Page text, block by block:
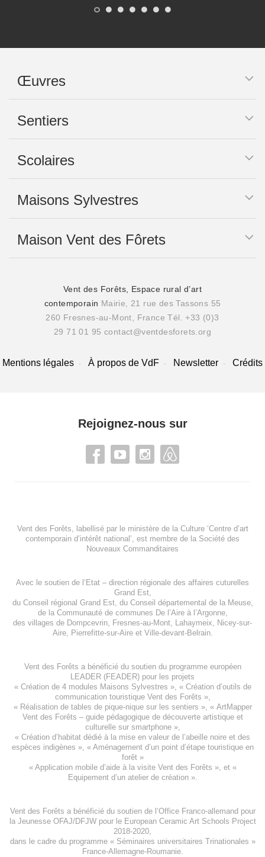
Œuvres
Sentiers
Scolaires
Maisons Sylvestres
Maison Vent des Fôrets
Vent des Forêts, Espace rural d’art
contemporain Mairie, 21 rue des Tassons 55
260 Fresnes-au-Mont, France Tél. +33 (0)3
29 71 01 95 contact@ventdesforets.org
Mentions légales À propos de VdF Newsletter Crédits
Rejoignez-nous sur
Vent des Forêts, labellisé par le ministère de la Culture ‘Centre d’art
contemporain d’intérêt national’, est membre de la Société des
Nouveaux Commanditaires
Avec le soutien de l’ Etat – direction régionale des affaires cuturelles
Grand Est,
du Conseil régional Grand Est, du Conseil départemental de la Meuse,
de la Communauté de communes De l’Aire à l’Argonne,
des villages de Dompcevrin, Fresnes-au-Mont, Lahaymeix, Nicey-sur-
Aire, Pierrefitte-sur-Aireet Ville-devant-Belrain.
Vent des Forêts a bénéficié du soutien du programme européen
LEADER (FEADER) pour les projets
« Création de 4 modules Maisons Sylvestres », « Création d’outils de
communication touristique Vent des Forêts »,
« Réalisation de tables de pique-nique sur les sentiers », « ArtMapper
Vent des Forêts – guide pédagogique de découverte artistique et
culturelle sur smartphone »,
« Création d’habitat dédié à la mise en valeur de l’abeille noire et des
espèces indigènes », « Aménagement d’un point d’étape touristique en
forêt»
« Application mobile d’aide à la visite Vent des Forêts », et «
Equipement d’un atelier de création».
Vent des Forêts a bénéficié du soutien de l’Office Franco-allemand pour
la Jeunesse OFAJ/DFJWpour leEuropean Ceramic Art Schools Project
2018-2020,
dans le cadre du programme « Séminaires universitaires Trinationales »
France-Allemagne-Roumanie.